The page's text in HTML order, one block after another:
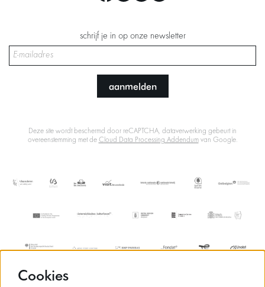
schrijf je in op onze newsletter
aanmelden
Deze site wordt beschermd door reCAPTCHA, dataverwerking gebeurt in
overeenstemming met de Cloud Data Processing Addendumvan Google.
Cookies